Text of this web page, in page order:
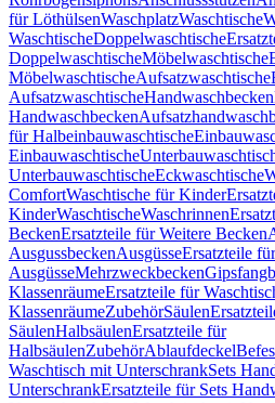
für LöthülsenWaschplatzWaschtische
WaschtischeDoppelwaschtische
DoppelwaschtischeMöbelwaschtische
MöbelwaschtischeAufsatzwaschtische
AufsatzwaschtischeHandwaschbecken
Handwaschbecken
für Halbeinbauwaschtische
Einbauwaschtische
UnterbauwaschtischeEckwaschtische
ComfortWaschtische für Kinder
KinderWaschtischeWaschrinnen
BeckenErsatzteile für Weitere Becken
AusgussbeckenAusgüsseErsatzteile für
AusgüsseMehrzweckbecken
KlassenräumeErsatzteile für
KlassenräumeZubehörSäulen
SäulenHalbsäulenErsatzteile für
HalbsäulenZubehörAblaufdeckel
Waschtisch mit UnterschrankSets
UnterschrankErsatzteile für Sets